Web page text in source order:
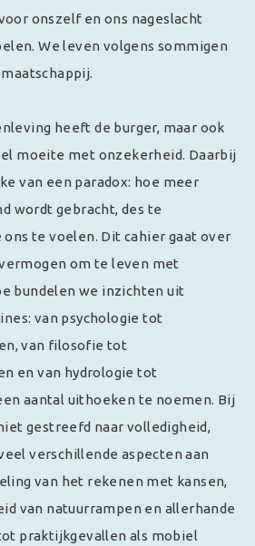
onszelf en ons nageslacht
We leven volgens sommigen
heeft de burger, maar ook
moeite met onzekerheid. Daarbij
van een paradox: hoe meer
wordt gebracht, des te
te voelen. Dit cahier gaat over
om te leven met
bundelen we inzichten uit
van psychologie tot
van filosofie tot
en van hydrologie tot
aantal uithoeken te noemen. Bij
gestreefd naar volledigheid,
verschillende aspecten aan
van het rekenen met kansen,
van natuurrampen en allerhande
praktijkgevallen als mobiel